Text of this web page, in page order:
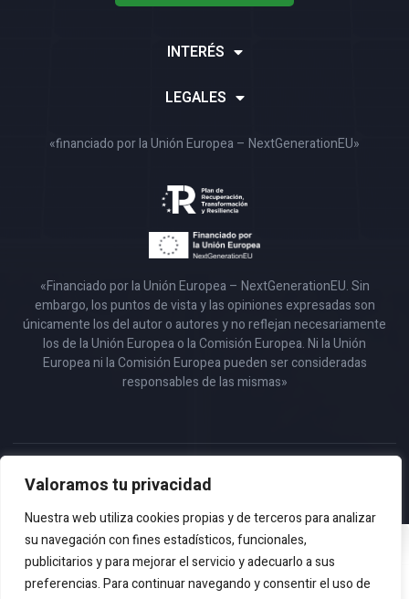
Valoramos tu privacidad
Nuestra web utiliza cookies propias y de terceros para analizar
su navegación con fines estadísticos, funcionales,
publicitarios y para mejorar el servicio y adecuarlo a sus
preferencias. Para continuar navegando y consentir el uso de
INTERÉS
LEGALES
«financiado por la Unión Europea – NextGenerationEU»
«Financiado por la Unión Europea – NextGenerationEU. Sin
embargo, los puntos de vista y las opiniones expresadas son
únicamente los del autor o autores y no reflejan necesariamente
los de la Unión Europea o la Comisión Europea. Ni la Unión
Europea ni la Comisión Europea pueden ser consideradas
responsables de las mismas»
Copyright 2023 © Todos los Derechos Reservados – Design by
EmpireSystems
No hay cookies para mostrar.